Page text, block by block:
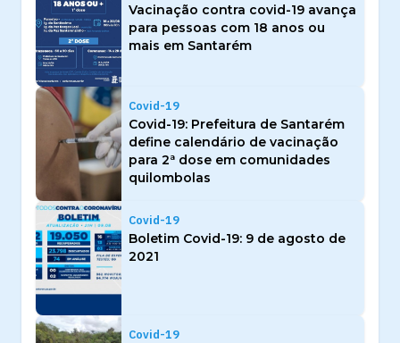
Vacinação contra covid-19 avança
para pessoas com 18 anos ou
mais em Santarém
Covid-19
Covid-19: Prefeitura de Santarém
define calendário de vacinação
para 2ª dose em comunidades
quilombolas
Covid-19
Boletim Covid-19: 9 de agosto de
2021
Covid-19